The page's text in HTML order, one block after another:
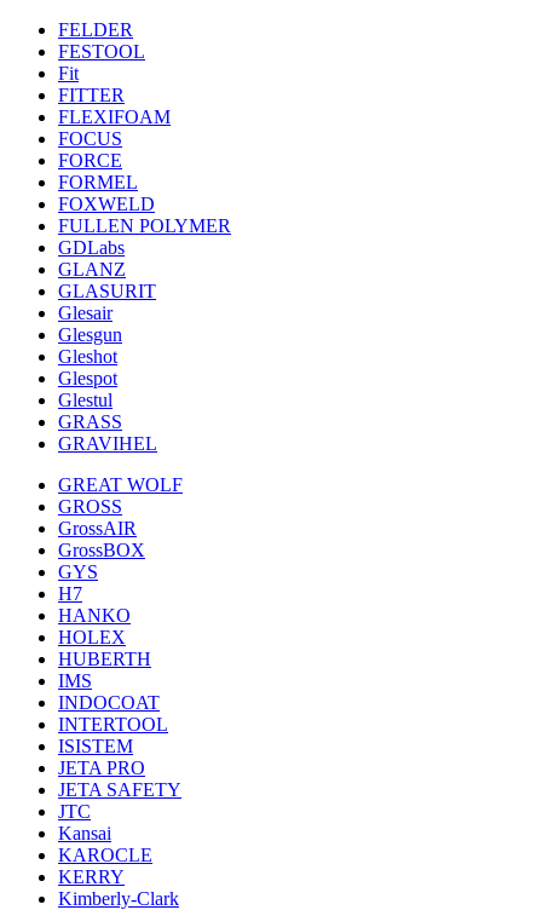
FELDER
FESTOOL
Fit
FITTER
FLEXIFOAM
FOCUS
FORCE
FORMEL
FOXWELD
FULLEN POLYMER
GDLabs
GLANZ
GLASURIT
Glesair
Glesgun
Gleshot
Glespot
Glestul
GRASS
GRAVIHEL
GREAT WOLF
GROSS
GrossAIR
GrossBOX
GYS
H7
HANKO
HOLEX
HUBERTH
IMS
INDOCOAT
INTERTOOL
ISISTEM
JETA PRO
JETA SAFETY
JTC
Kansai
KAROCLE
KERRY
Kimberly-Clark